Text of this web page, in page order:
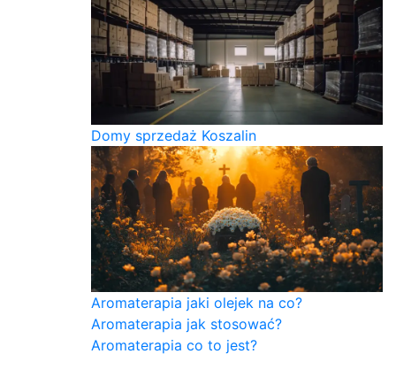
Domy sprzedaż Koszalin
Aromaterapia jaki olejek na co?
Aromaterapia jak stosować?
Aromaterapia co to jest?